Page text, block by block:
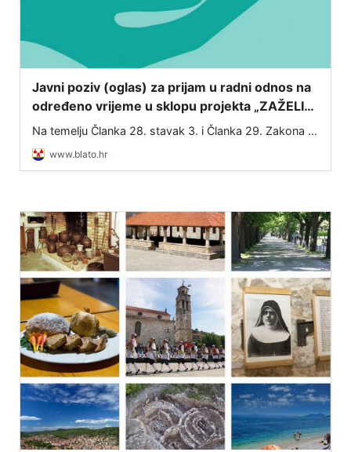
Javni poziv (oglas) za prijam u radni odnos na
određeno vrijeme u sklopu projekta „ZAŽELI–
nisi sam“
Na temelju Članka 28. stavak 3. i Članka 29. Zakona o
službenicima i namještenicima u lokalnoj i područnoj
(regionalnoj) samoupravi (NN 86/08, 61/11, 04/18,
www.blato.hr